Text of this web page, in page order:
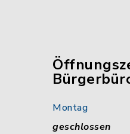
Montag
geschlossen